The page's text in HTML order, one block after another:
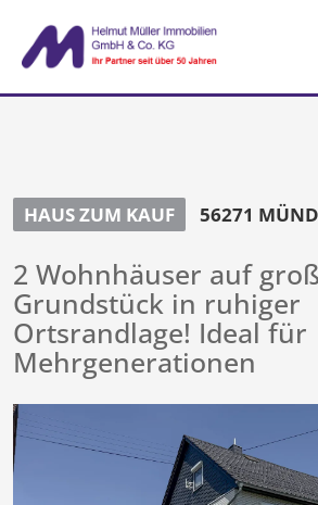
HAUS ZUM KAUF 56271
2 Wohnhäuser auf
Grundstück in ruhiger
Ortsrandlage! Ideal für
Mehrgenerationen